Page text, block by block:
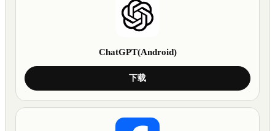
ChatGPT(Android)
下载